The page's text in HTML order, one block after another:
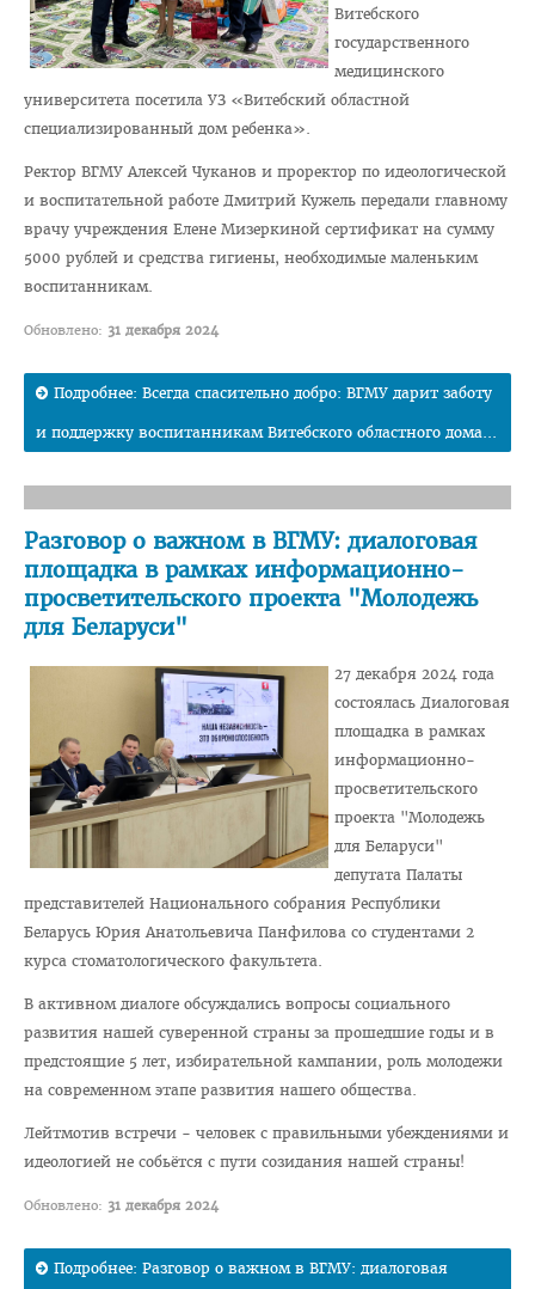
Награды сотрудников ВГМУ
Заслуженный деятель науки БССР
Заслуженный деятель науки РБ
Медаль «За трудовые заслуги»
Почётная грамота Национального собрания РБ
Почётная грамота Совета Министров РБ
Заслуженный работник образования РБ
Благодарность Администрации Президента РБ
Благодарность Премьер-министра РБ
Факультет довузовской подготовки
Порядок приема на ФДП 2026
Расписание
Стоимость обучения
Адрес
Для иностранных граждан
Сроки вступительной кампании 2026
План приема в ВГМУ 2026
Порядок приема в ВГМУ 2026
Нормативная документация
Общая информация
Витебского
государственного
медицинского
университета посетила УЗ «Витебский областной
специализированный дом ребенка».
Ректор ВГМУ Алексей Чуканов и проректор по идеологической
и воспитательной работе Дмитрий Кужель передали главному
врачу учреждения Елене Мизеркиной сертификат на сумму
5000 рублей и средства гигиены, необходимые маленьким
воспитанникам.
Обновлено: 31 декабря 2024
Подробнее: Всегда спасительно добро: ВГМУ дарит заботу
и поддержку воспитанникам Витебского областного дома...
Разговор о важном в ВГМУ: диалоговая
площадка в рамках информационно-
просветительского проекта "Молодежь
для Беларуси"
27 декабря 2024 года
состоялась Диалоговая
площадка в рамках
информационно-
просветительского
проекта "Молодежь
для Беларуси"
депутата Палаты
представителей Национального собрания Республики
Беларусь Юрия Анатольевича Панфилова со студентами 2
курса стоматологического факультета.
В активном диалоге обсуждались вопросы социального
развития нашей суверенной страны за прошедшие годы и в
предстоящие 5 лет, избирательной кампании, роль молодежи
на современном этапе развития нашего общества.
Лейтмотив встречи - человек с правильными убеждениями и
идеологией не собьётся с пути созидания нашей страны!
Обновлено: 31 декабря 2024
Подробнее: Разговор о важном в ВГМУ: диалоговая